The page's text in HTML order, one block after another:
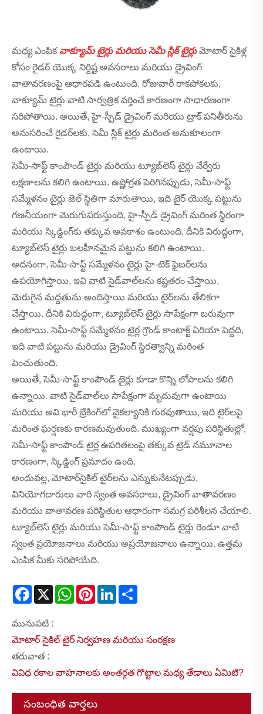
మధ్య ఎంపిక వాక్యూమ్ టైర్లు మరియు సెమీ స్లిక్ టైర్లు మోటార్ సైకిళ్ల
కోసం రైడర్ యొక్క నిర్దిష్ట అవసరాలు మరియు డ్రైవింగ్
వాతావరణంపై ఆధారపడి ఉంటుంది. రోజువారీ రాకపోకలకు,
వాక్యూమ్ టైర్లు వాటి సార్వత్రిక వర్తించే కారణంగా సాధారణంగా
సరిపోతాయి. అయితే, హై-స్పీడ్ డ్రైవింగ్ మరియు ట్రాక్ పనితీరును
అనుసరించే రైడర్‌లకు, సెమీ స్లిక్ టైర్లు మరింత అనుకూలంగా
ఉంటాయి.
సెమీ-సాఫ్ట్ కాంపౌండ్ టైర్లు మరియు ట్యూబ్‌లెస్ టైర్లు వేర్వేరు
లక్షణాలను కలిగి ఉంటాయి. ఉష్ణోగ్రత పెరిగినప్పుడు, సెమీ-సాఫ్ట్
సమ్మేళనం టైర్లు జెల్ స్థితిగా మారుతాయి, ఇది టైర్ యొక్క పట్టును
గణనీయంగా మెరుగుపరుస్తుంది, హై-స్పీడ్ డ్రైవింగ్ మరింత స్థిరంగా
మరియు స్కిడ్డింగ్‌కు తక్కువ అవకాశం ఉంటుంది. దీనికి విరుద్ధంగా,
ట్యూబ్‌లెస్ టైర్లు బలహీనమైన పట్టును కలిగి ఉంటాయి.
అదనంగా, సెమీ-సాఫ్ట్ సమ్మేళనం టైర్లు హై-టెక్ ఫైబర్‌లను
ఉపయోగిస్తాయి, ఇవి వాటి సైడ్‌వాల్‌లను కష్టతరం చేస్తాయి,
మెరుగైన మద్దతును అందిస్తాయి మరియు టైర్‌లను తేలికగా
చేస్తాయి. దీనికి విరుద్ధంగా, ట్యూబ్‌లెస్ టైర్లు సాపేక్షంగా బరువుగా
ఉంటాయి. సెమీ-సాఫ్ట్ సమ్మేళనం టైర్ల గ్రౌండ్ కాంటాక్ట్ ఏరియా పెద్దది,
ఇది వాటి పట్టును మరియు డ్రైవింగ్ స్థిరత్వాన్ని మరింత
పెంచుతుంది.
అయితే, సెమీ-సాఫ్ట్ కాంపౌండ్ టైర్లు కూడా కొన్ని లోపాలను కలిగి
ఉన్నాయి. వాటి సైడ్‌వాల్‌లు సాపేక్షంగా మృదువుగా ఉంటాయి
మరియు అవి భారీ బ్రేకింగ్‌లో వైకల్యానికి గురవుతాయి, ఇది టైర్‌లపై
మరింత ఘర్షణకు కారణమవుతుంది. ముఖ్యంగా వర్షపు పరిస్థితుల్లో,
సెమీ-సాఫ్ట్ కాంపౌండ్ టైర్ల ఉపరితలంపై తక్కువ ట్రెడ్ నమూనాల
కారణంగా, స్కిడ్డింగ్ ప్రమాదం ఉంది.
అందువల్ల, మోటార్‌సైకిల్ టైర్‌లను ఎన్నుకునేటప్పుడు,
వినియోగదారులు వారి స్వంత అవసరాలు, డ్రైవింగ్ వాతావరణం
మరియు వాతావరణ పరిస్థితుల ఆధారంగా సమగ్ర పరిశీలన చేయాలి.
ట్యూబ్‌లెస్ టైర్లు మరియు సెమీ-సాఫ్ట్ కాంపౌండ్ టైర్లు రెండూ వాటి
స్వంత ప్రయోజనాలు మరియు అప్రయోజనాలు ఉన్నాయి. ఉత్తమ
ఎంపిక మీకు సరిపోయేది.
Facebook
X WhatsAppPinterestLinkedIn
మునుపటి :
మోటార్ సైకిల్ టైర్ నిర్వహణ మరియు సంరక్షణ
తరువాత :
వివిధ రకాల వాహనాలకు అంతర్గత గొట్టాల మధ్య తేడాలు ఏమిటి?
సంబంధిత వార్తలు